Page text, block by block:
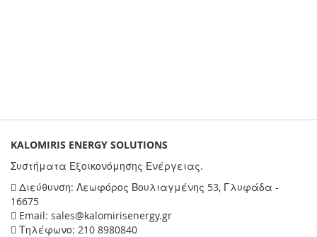
KALOMIRIS ENERGY SOLUTIONS
Συστήματα Εξοικονόμησης Ενέργειας.
Διεύθυνση: Λεωφόρος Βουλιαγμένης 53, Γλυφάδα -
16675
Email: sales@kalomirisenergy.gr
Τηλέφωνο: 210 8980840